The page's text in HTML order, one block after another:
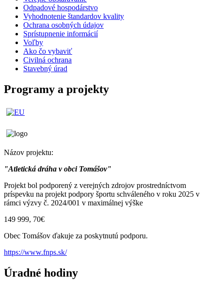
Odpadové hospodárstvo
Vyhodnotenie štandardov kvality
Ochrana osobných údajov
Sprístupnenie informácií
Voľby
Ako čo vybaviť
Civilná ochrana
Stavebný úrad
Programy a projekty
Názov projektu:
"Atletická dráha v obci Tomášov"
Projekt bol podporený z verejných zdrojov prostredníctvom
príspevku na projekt podpory športu schváleného v roku 2025 v
rámci výzvy č. 2024/001 v maximálnej výške
149 999, 70€
Obec Tomášov ďakuje za poskytnutú podporu.
https://www.fnps.sk/
Úradné hodiny